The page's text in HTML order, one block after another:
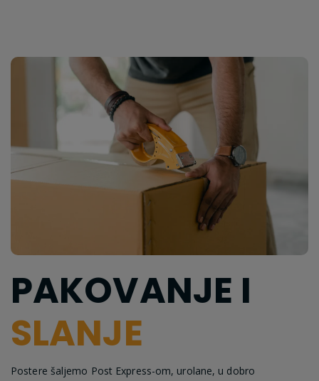
PAKOVANJE I
SLANJE
Postere šaljemo Post Express-om, urolane, u dobro